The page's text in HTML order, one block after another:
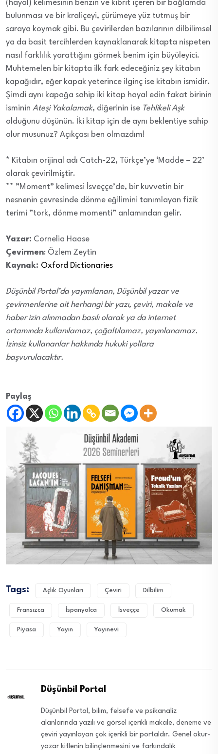
(hayal) kelimesinin benzin ve kibrit içeren bir bağlamda
bulunması ve bir kraliçeyi, çürümeye yüz tutmuş bir
saraya koymak gibi. Bu çevirilerden bazılarının dilbilimsel
ya da basit tercihlerden kaynaklanarak kitapta nispeten
nasıl farklılık yarattığını görmek benim için büyüleyici.
Muhtemelen bir kitapta ilk fark edeceğiniz şey kitabın
kapağıdır, eğer kapak yeterince ilginç ise kitabın ismidir.
Şimdi aynı kapağa sahip iki kitap hayal edin fakat birinin
isminin Ateşi Yakalamak, diğerinin ise Tehlikeli Aşk
olduğunu düşünün. İki kitap için de aynı beklentiye sahip
olur musunuz? Açıkçası ben olmazdım!
* Kitabın orijinal adı Catch-22, Türkçe’ye ‘Madde – 22’
olarak çevirilmiştir.
** ”Moment” kelimesi İsveççe’de, bir kuvvetin bir
nesnenin çevresinde dönme eğilimini tanımlayan fizik
terimi ”tork, dönme momenti” anlamından gelir.
Yazar: Cornelia Haase
Çevirmen: Özlem Zeytin
Kaynak: Oxford Dictionaries
Düşünbil Portal’da yayımlanan, Düşünbil yazar ve
çevirmenlerine ait herhangi bir yazı, çeviri, makale ve
haber izin alınmadan basılı olarak ya da internet
ortamında kullanılamaz, çoğaltılamaz, yayınlanamaz.
İzinsiz kullananlar hakkında hukuki yollara
başvurulacaktır.
Paylaş
Tags: Açlık Oyunları Çeviri Dilbilim
Fransızca İspanyolca İsveççe Okumak
Piyasa Yayın Yayınevi
Düşünbil Portal
Düşünbil Portal, bilim, felsefe ve psikanaliz
alanlarında yazılı ve görsel içerikli makale, deneme ve
çeviri yayınlayan çok içerikli bir portaldır. Genel okur-
yazar kitlenin bilinçlenmesini ve farkındalık